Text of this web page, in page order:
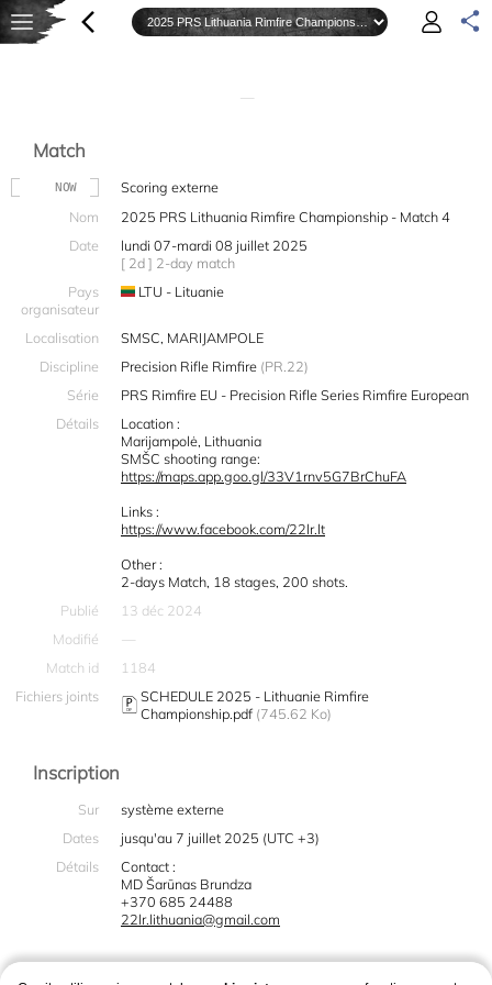
—
Match
NOW
Scoring externe
Nom
2025 PRS Lithuania Rimfire Championship - Match 4
Date
lundi 07-mardi 08 juillet 2025
[ 2d ] 2-day match
Pays
organisateur
LTU - Lituanie
Localisation
SMSC, MARIJAMPOLE
Discipline
Precision Rifle Rimfire (PR.22)
Série
PRS Rimfire EU - Precision Rifle Series Rimfire European
Détails
Location :
Marijampolė, Lithuania
SMŠC shooting range:
https://maps.app.goo.gl/33V1rnv5G7BrChuFA
Links :
https://www.facebook.com/22lr.lt
Other :
2-days Match, 18 stages, 200 shots.
Publié
13 déc 2024
Modifié
—
Match id
1184
Fichiers joints
SCHEDULE 2025 - Lithuanie Rimfire
Championship.pdf (745.62 Ko)
Inscription
Sur
système externe
Dates
jusqu'au 7 juillet 2025 (UTC +3)
Détails
Contact :
MD Šarūnas Brundza
+370 685 24488
22lr.lithuania@gmail.com